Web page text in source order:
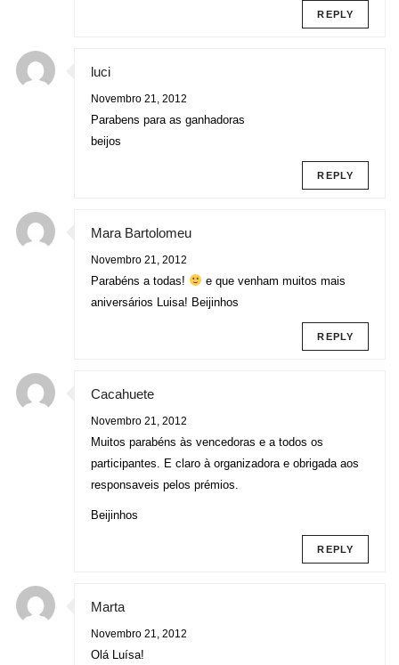
REPLY
luci
Novembro 21, 2012
Parabens para as ganhadoras
beijos
REPLY
Mara Bartolomeu
Novembro 21, 2012
Parabéns a todas!
e que venham muitos mais
aniversários Luisa! Beijinhos
REPLY
Cacahuete
Novembro 21, 2012
Muitos parabéns às vencedoras e a todos os
participantes. E claro à organizadora e obrigada aos
responsaveis pelos prémios.
Beijinhos
REPLY
Marta
Novembro 21, 2012
Olá Luísa!